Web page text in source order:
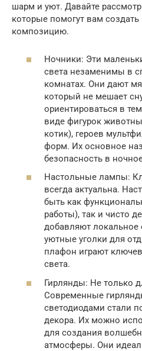
шарм и уют. Давайте
которые помогут вам
композицию.
Ночники: Эти
света незаменимы в
комнатах. Они дают
который не мешает
ориентироваться в
виде фигурок
котик), героев
форм. Их основное
безопасность в
Настольные лампы:
всегда актуальна.
быть как
работы), так и чисто
добавляют локальное
уютные уголки для
плафон играют
света.
Гирлянды: Не только
Современные
светодиодами стали
декора. Их можно
для создания
атмосферы. Они